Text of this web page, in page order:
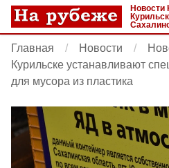
Главная Новости
Курильске устанавливают
для мусора из пластика